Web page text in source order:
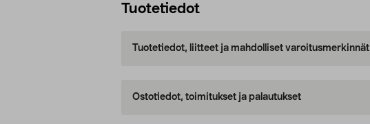
Tuotetiedot
Tuotetiedot, liitteet ja mahdolliset varoitusmerkinnät
Ostotiedot, toimitukset ja palautukset